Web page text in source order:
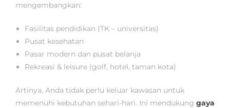
mengembangkan:
Fasilitas pendidikan (TK – universitas)
Pusat kesehatan
Pasar modern dan pusat belanja
Rekreasi & leisure (golf, hotel, taman kota)
Artinya, Anda tidak perlu keluar kawasan untuk
memenuhi kebutuhan sehari-hari. Ini mendukung gaya